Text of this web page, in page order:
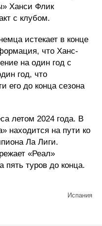
Ханси Флик
с клубом.
истекает в конце
что Ханс-
на один год с
год, что
его до конца сезона
летом 2024 года. В
находится на пути ко
Ла Лиги.
«Реал»
пять туров до конца.
Испания